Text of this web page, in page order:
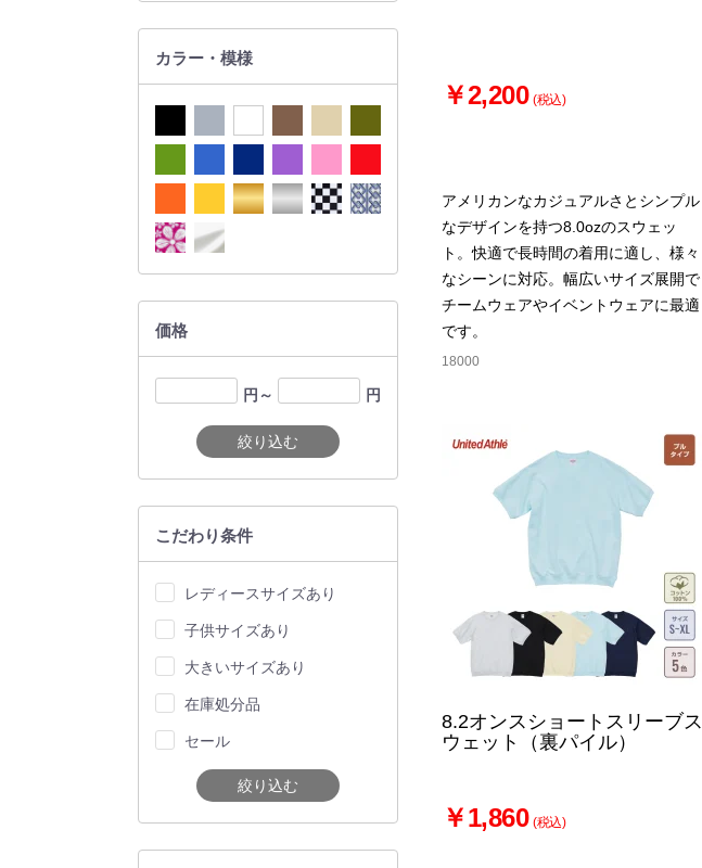
カラー・模様
価格
円～ 円
絞り込む
こだわり条件
レディースサイズあり
子供サイズあり
大きいサイズあり
在庫処分品
セール
絞り込む
￥2,200 (税込)
アメリカンなカジュアルさとシンプル
なデザインを持つ8.0ozのスウェッ
ト。快適で長時間の着用に適し、様々
なシーンに対応。幅広いサイズ展開で
チームウェアやイベントウェアに最適
です。
18000
8.2オンスショートスリーブス
ウェット（裏パイル）
￥1,860 (税込)